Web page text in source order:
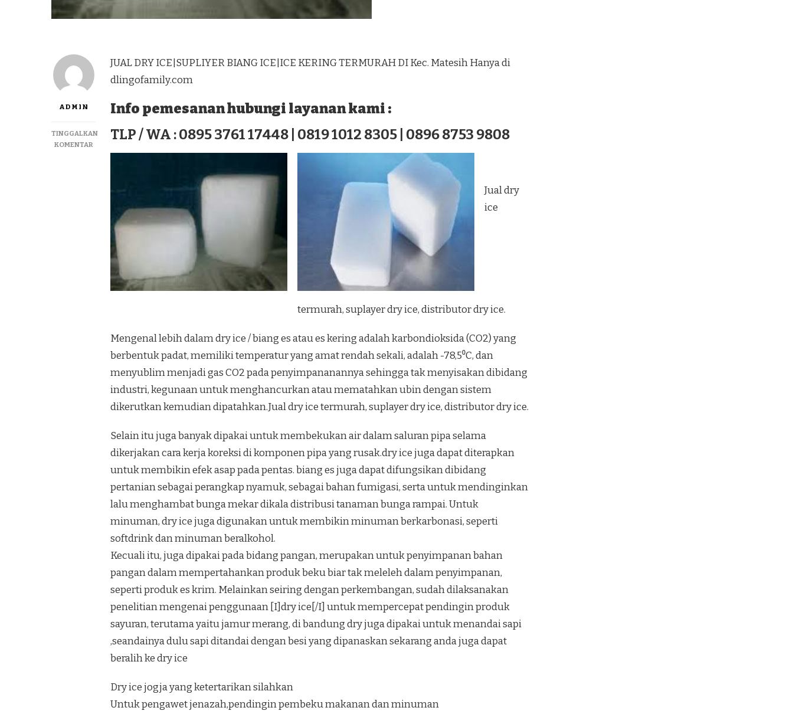
ADMIN
TINGGALKAN
KOMENTARPADA
TERMURAH
MATESIH
JUAL DRY ICE|SUPLIYER BIANG ICE|ICE KERING TERMURAH DI Kec. Matesih Hanya di
dlingofamily.com
Info pemesanan hubungi layanan kami :
TLP / WA : 0895 3761 17448 | 0819 1012 8305 | 0896 8753 9808
Jual dry
ice
termurah, suplayer dry ice, distributor dry ice.
Mengenal lebih dalam dry ice / biang es atau es kering adalah karbondioksida (CO2) yang
berbentuk padat, memiliki temperatur yang amat rendah sekali, adalah -78,5⁰C, dan
menyublim menjadi gas CO2 pada penyimpananannya sehingga tak menyisakan dibidang
industri, kegunaan untuk menghancurkan atau mematahkan ubin dengan sistem
dikerutkan kemudian dipatahkan.Jual dry ice termurah, suplayer dry ice, distributor dry ice.
Selain itu juga banyak dipakai untuk membekukan air dalam saluran pipa selama
dikerjakan cara kerja koreksi di komponen pipa yang rusak.dry ice juga dapat diterapkan
untuk membikin efek asap pada pentas. biang es juga dapat difungsikan dibidang
pertanian sebagai perangkap nyamuk, sebagai bahan fumigasi, serta untuk mendinginkan
lalu menghambat bunga mekar dikala distribusi tanaman bunga rampai. Untuk
minuman, dry ice juga digunakan untuk membikin minuman berkarbonasi, seperti
softdrink dan minuman beralkohol.
Kecuali itu, juga dipakai pada bidang pangan, merupakan untuk penyimpanan bahan
pangan dalam mempertahankan produk beku biar tak meleleh dalam penyimpanan,
seperti produk es krim. Melainkan seiring dengan perkembangan, sudah dilaksanakan
penelitian mengenai penggunaan [I]dry ice[/I] untuk mempercepat pendingin produk
sayuran, terutama yaitu jamur merang, di bandung dry juga dipakai untuk menandai sapi
,seandainya dulu sapi ditandai dengan besi yang dipanaskan sekarang anda juga dapat
beralih ke dry ice
Dry ice jogja yang ketertarikan silahkan
Untuk pengawet jenazah,pendingin pembeku makanan dan minuman